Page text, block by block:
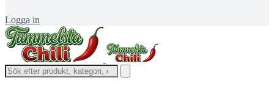
Logga in